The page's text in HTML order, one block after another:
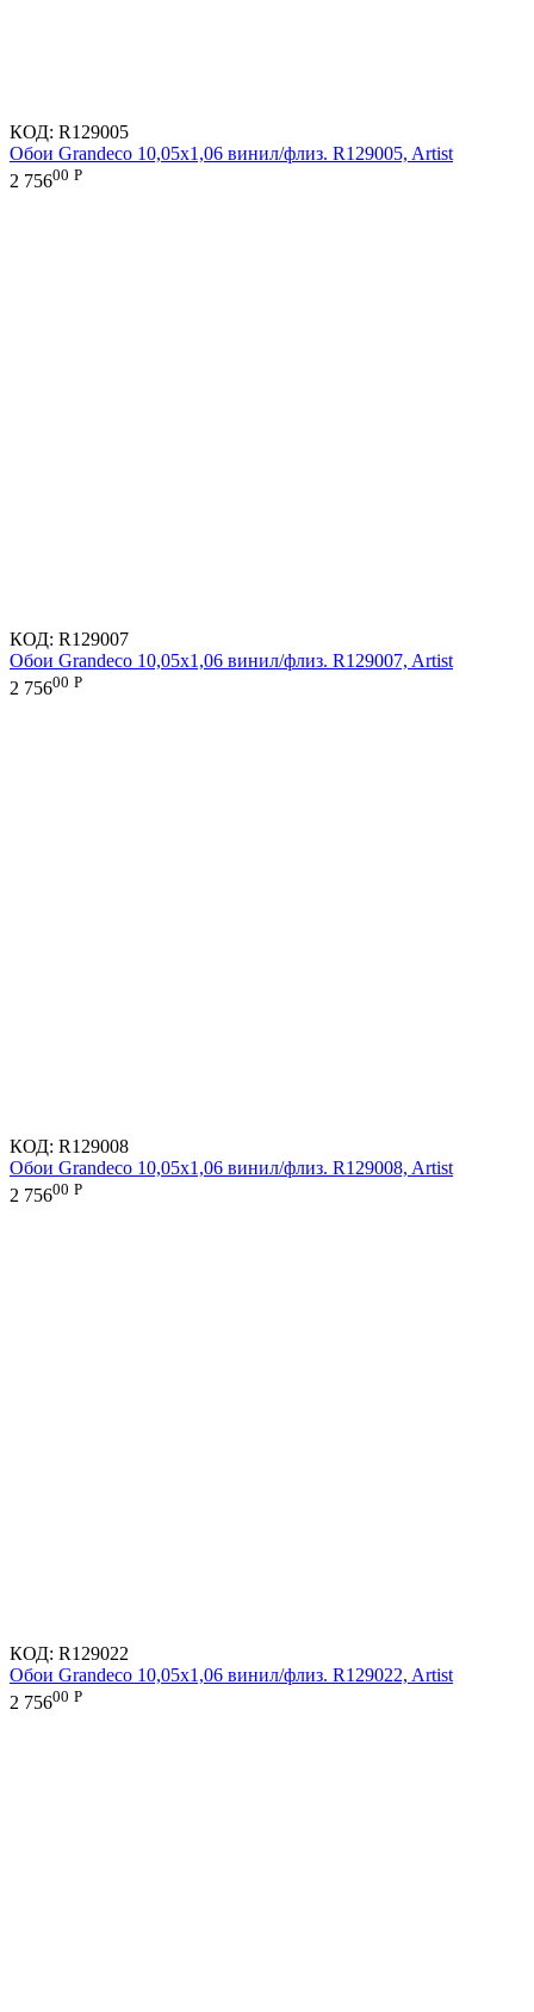
КОД: R129005
Обои Grandeco 10,05х1,06 винил/флиз. R129005, Artist
2 75600 Р
КОД: R129007
Обои Grandeco 10,05х1,06 винил/флиз. R129007, Artist
2 75600 Р
КОД: R129008
Обои Grandeco 10,05х1,06 винил/флиз. R129008, Artist
2 75600 Р
КОД: R129022
Обои Grandeco 10,05х1,06 винил/флиз. R129022, Artist
2 75600 Р